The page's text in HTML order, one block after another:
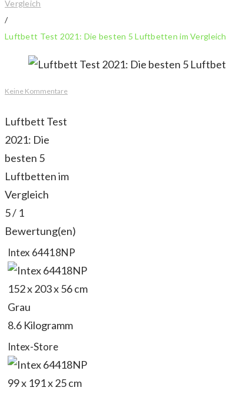
Vergleich
/
Luftbett Test 2021: Die besten 5 Luftbetten im Vergleich
Keine Kommentare
Luftbett Test
2021: Die
besten 5
Luftbetten im
Vergleich
5/ 1
Bewertung(en)
Intex 64418NP
‎152 x 203 x 56 cm
Grau
8.6 Kilogramm
Intex-Store
99 x 191 x 25 cm